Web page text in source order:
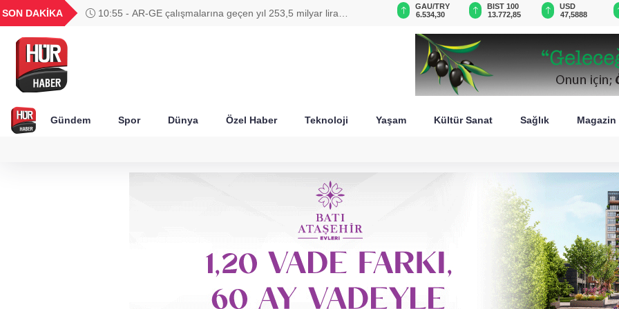
SON DAKİKA
10:55 - AR-GE çalışmalarına geçen yıl 253,5 milyar lira
UYU
1,1856
18,1984
16,2475
28,0626
0,0018
GAU/TRY
6.534,30
BIST 100
13.772,85
USD
47,5888
Gündem Spor Dünya Özel Haber Teknoloji Yaşam Kültür Sanat Sağlık Magazin